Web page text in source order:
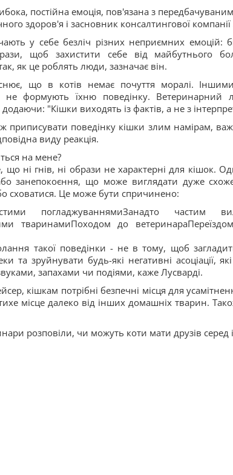
постійна емоція, пов'язана з
здоров'я і засновник консалтингової
у себе безліч різних неприємних емоцій:
щоб захистити себе від майбутнього
як це роблять люди, зазначає він.
що в котів немає почуття моралі.
не формують їхню поведінку. Ветеринарний
"Кішки виходять із фактів, а не з
приписувати поведінку кішки злим намірам,
виду реакція.
на мене?
що ні гнів, ні образи не характерні для кішок.
занепокоєння, що може виглядати дуже
сховатися. Це може бути спричинено:
погладжуваннямиЗанадто частим
тваринамиПоходом до
такої поведінки - не в тому, щоб
та зруйнувати будь-які негативні
запахами чи подіями, каже Лусварді.
кішкам потрібні безпечні місця для
місце далеко від інших домашніх тварин.
розповіли, чи можуть коти мати друзів